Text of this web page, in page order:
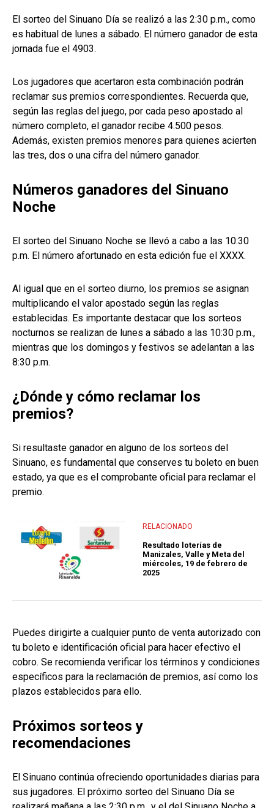
El sorteo del Sinuano Día se realizó a las 2:30 p.m., como
es habitual de lunes a sábado. El número ganador de esta
jornada fue el 4903.
Los jugadores que acertaron esta combinación podrán
reclamar sus premios correspondientes. Recuerda que,
según las reglas del juego, por cada peso apostado al
número completo, el ganador recibe 4.500 pesos.
Además, existen premios menores para quienes acierten
las tres, dos o una cifra del número ganador.
Números ganadores del Sinuano
Noche
El sorteo del Sinuano Noche se llevó a cabo a las 10:30
p.m. El número afortunado en esta edición fue el XXXX.
Al igual que en el sorteo diurno, los premios se asignan
multiplicando el valor apostado según las reglas
establecidas. Es importante destacar que los sorteos
nocturnos se realizan de lunes a sábado a las 10:30 p.m.,
mientras que los domingos y festivos se adelantan a las
8:30 p.m.
¿Dónde y cómo reclamar los
premios?
Si resultaste ganador en alguno de los sorteos del
Sinuano, es fundamental que conserves tu boleto en buen
estado, ya que es el comprobante oficial para reclamar el
premio.
RELACIONADO
Resultado loterías de
Manizales, Valle y Meta del
miércoles, 19 de febrero de
2025
Puedes dirigirte a cualquier punto de venta autorizado con
tu boleto e identificación oficial para hacer efectivo el
cobro. Se recomienda verificar los términos y condiciones
específicos para la reclamación de premios, así como los
plazos establecidos para ello.
Próximos sorteos y
recomendaciones
El Sinuano continúa ofreciendo oportunidades diarias para
sus jugadores. El próximo sorteo del Sinuano Día se